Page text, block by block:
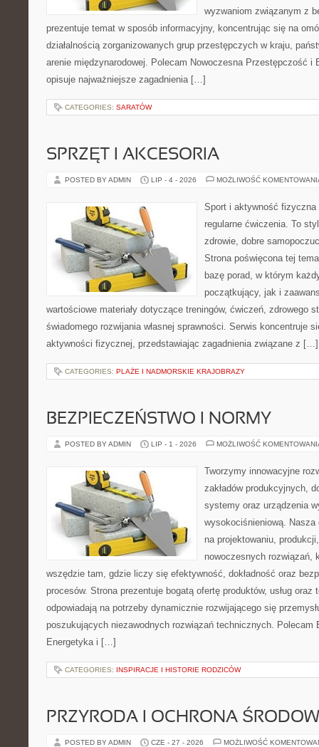
wyzwaniom związanym z
prezentuje temat w sposób informacyjny, koncentrując się na
działalnością zorganizowanych grup przestępczych w kraju,
arenie międzynarodowej. Polecam Nowoczesna Przestępczość i
opisuje najważniejsze zagadnienia […]
CATEGORIES: SARATÓW
SPRZĘT I AKCESORIA
POSTED BY ADMIN LIP - 4 - 2026 MOŻLIWOŚĆ
Sport i aktywność
regularne ćwiczenia. To
zdrowie, dobre
Strona poświęcona tej
bazę porad, w którym
początkujący, jak i
wartościowe materiały dotyczące treningów, ćwiczeń, zdrowego
świadomego rozwijania własnej sprawności. Serwis koncentruje
aktywności fizycznej, przedstawiając zagadnienia związane z […]
CATEGORIES: PLAŻE I NADMORSKIE KRAJOBRAZY
BEZPIECZEŃSTWO I NORMY
POSTED BY ADMIN LIP - 1 - 2026 MOŻLIWOŚĆ
Tworzymy innowacyjne
zakładów produkcyjnych,
systemy oraz urządzenia
wysokociśnieniową. Nasza
na projektowaniu,
nowoczesnych rozwiązań,
wszędzie tam, gdzie liczy się efektywność, dokładność oraz
procesów. Strona prezentuje bogatą ofertę produktów, usług oraz
odpowiadają na potrzeby dynamicznie rozwijającego się
poszukujących niezawodnych rozwiązań technicznych. Polecam
Energetyka i […]
CATEGORIES: INSPIRACJE I HISTORIE RODZICÓW
PRZYRODA I OCHRONA
POSTED BY ADMIN CZE - 27 - 2026 MOŻLIWOŚĆ